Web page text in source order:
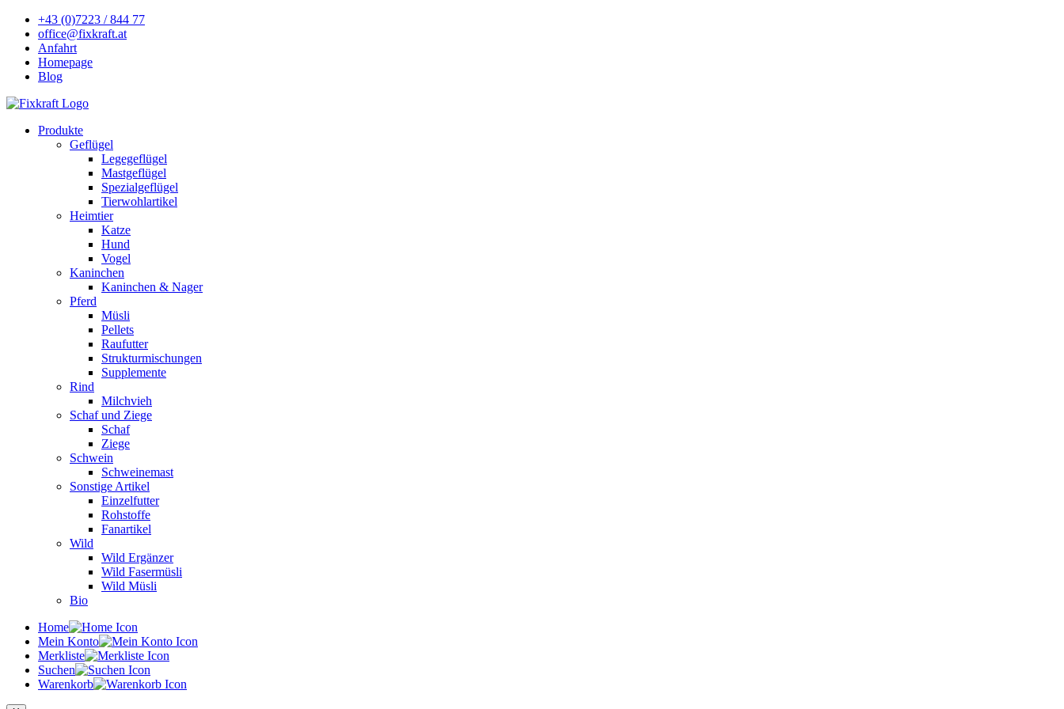
+43 (0)7223 / 844 77
office@fixkraft.at
Anfahrt
Homepage
Blog
Produkte
Geflügel
Legegeflügel
Mastgeflügel
Spezialgeflügel
Tierwohlartikel
Heimtier
Katze
Hund
Vogel
Kaninchen
Kaninchen & Nager
Pferd
Müsli
Pellets
Raufutter
Strukturmischungen
Supplemente
Rind
Milchvieh
Schaf und Ziege
Schaf
Ziege
Schwein
Schweinemast
Sonstige Artikel
Einzelfutter
Rohstoffe
Fanartikel
Wild
Wild Ergänzer
Wild Fasermüsli
Wild Müsli
Bio
Home
Mein Konto
Merkliste
Suchen
Warenkorb